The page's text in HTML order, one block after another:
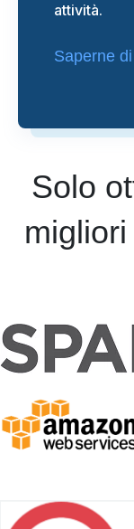
attività.
Saperne
Solo